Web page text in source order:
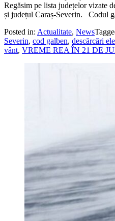
Regăsim pe lista județelor vizate
și județul Caraș-Severin. Codul
Posted in: Actualitate, News
Severin, cod galben, descărcări
vânt, VREME REA ÎN 21 DE